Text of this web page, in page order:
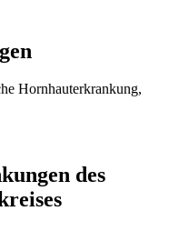
Hornhauterkrankung,
des